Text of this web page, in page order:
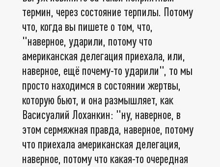
термин, через состояние терпилы. Потому
что, когда вы пишете о том, что,
"наверное, ударили, потому что
американская делегация приехала, или,
наверное, ещё почему-то ударили", то мы
просто находимся в состоянии жертвы,
которую бьют, и она размышляет, как
Васисуалий Лоханкин: "ну, наверное, в
этом сермяжная правда, наверное, потому
что приехала американская делегация,
наверное, потому что какая-то очередная